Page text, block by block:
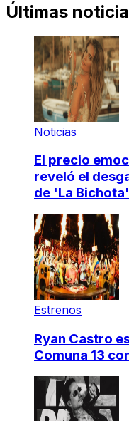
Últimas
Noticias
El precio
reveló el
de 'La Bichota'
Estrenos
Ryan Castro
Comuna 13